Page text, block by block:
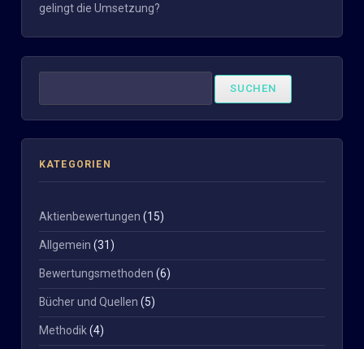
gelingt die Umsetzung?
KATEGORIEN
Aktienbewertungen (15)
Allgemein (31)
Bewertungsmethoden (6)
Bücher und Quellen (5)
Methodik (4)